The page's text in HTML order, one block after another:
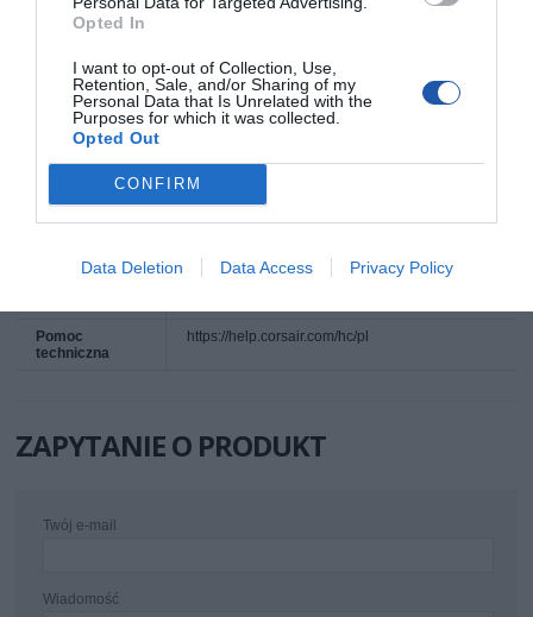
Opted In
I want to opt-out of Collection, Use,
Retention, Sale, and/or Sharing of my
Personal Data that Is Unrelated with the
Purposes for which it was collected.
Opted Out
CONFIRM
Data Deletion Data Access Privacy Policy
producenta
Corsair Memory, Inc.
USA
Telefon:
+1 510-657-8747
Strona internetowa:
Podmiot
odpowiedzialny
Adres:
Corsair Components, Inc.
Unit 8, Titan Court, Titan Road
+44 (0)29 2082 6933
Pomoc
techniczna
https://help.corsair.com/hc/pl
ZAPYTANIE O PRODUKT
Twój e-mail
Wiadomość